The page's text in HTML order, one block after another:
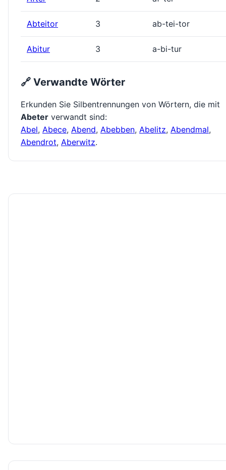
Abteitor 3 ab-tei-tor
Abitur 3 a-bi-tur
🔗 Verwandte Wörter
Erkunden Sie Silbentrennungen von Wörtern, die mit
Abeter verwandt sind:
Abel, Abece, Abend, Abebben, Abelitz, Abendmal,
Abendrot, Aberwitz.